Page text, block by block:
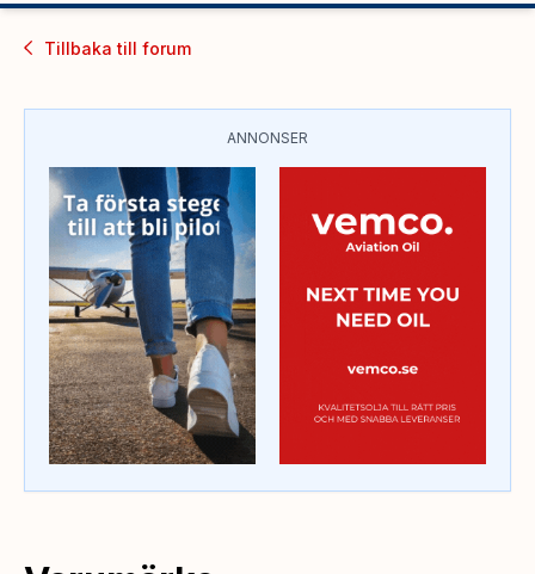
Tillbaka till forum
ANNONSER